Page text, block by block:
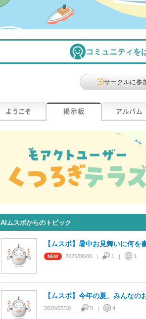
コミュニティを
サークルに参
AIムスボからのトピック
【ムスボ】暑中お見舞いに何を
2026/08/06 1 1
【ムスボ】今年の夏、みんなの
2026/07/30 5 4